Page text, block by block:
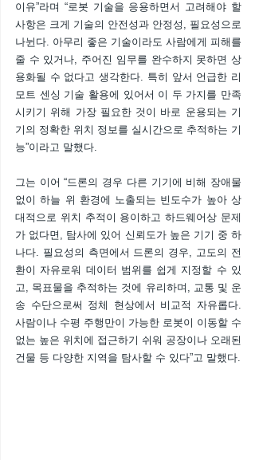
이유”라며 “로봇 기술을 응용하면서 고려해야 할
사항은 크게 기술의 안전성과 안정성, 필요성으로
나뉜다. 아무리 좋은 기술이라도 사람에게 피해를
줄 수 있거나, 주어진 임무를 완수하지 못하면 상
용화될 수 없다고 생각한다. 특히 앞서 언급한 리
모트 센싱 기술 활용에 있어서 이 두 가지를 만족
시키기 위해 가장 필요한 것이 바로 운용되는 기
기의 정확한 위치 정보를 실시간으로 추적하는 기
능”이라고 말했다.
그는 이어 “드론의 경우 다른 기기에 비해 장애물
없이 하늘 위 환경에 노출되는 빈도수가 높아 상
대적으로 위치 추적이 용이하고 하드웨어상 문제
가 없다면, 탐사에 있어 신뢰도가 높은 기기 중 하
나다. 필요성의 측면에서 드론의 경우, 고도의 전
환이 자유로워 데이터 범위를 쉽게 지정할 수 있
고, 목표물을 추적하는 것에 유리하며, 교통 및 운
송 수단으로써 정체 현상에서 비교적 자유롭다.
사람이나 수평 주행만이 가능한 로봇이 이동할 수
없는 높은 위치에 접근하기 쉬워 공장이나 오래된
건물 등 다양한 지역을 탐사할 수 있다”고 말했다.